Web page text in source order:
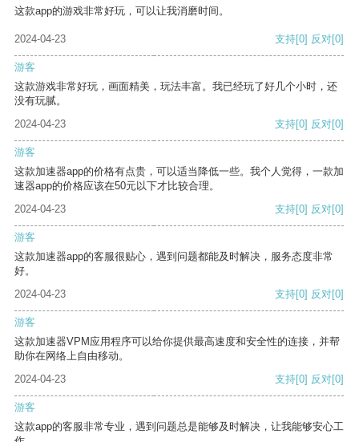
这款app的游戏非常好玩，可以让我消磨时间。
2024-04-23 支持[0] 反对[0]
游客
这款游戏非常好玩，画面精美，玩法丰富。我已经玩了好几个小时，还
没有玩腻。
2024-04-23
支持[0] 反对[0]
游客
这款加速器app的价格有点贵，可以适当降低一些。我个人觉得，一款加
速器app的价格应该在50元以下才比较合理。
2024-04-23
支持[0] 反对[0]
游客
这款加速器app的客服很贴心，遇到问题都能及时解决，服务态度非常
好。
2024-04-23
支持[0] 反对[0]
游客
这款加速器VPM应用程序可以给你提供最高速度和安全性的连接，并帮
助你在网络上自由移动。
2024-04-23
支持[0] 反对[0]
游客
这款app的客服非常专业，遇到问题总是能够及时解决，让我能够安心工